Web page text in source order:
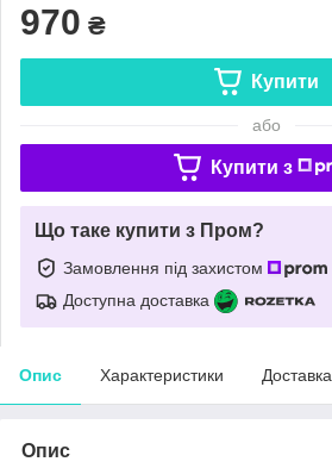
970 ₴
Купити
або
Купити з
Що таке купити з Пром?
Замовлення під захистом
Доступна доставка
Опис Характеристики Доставка
Опис